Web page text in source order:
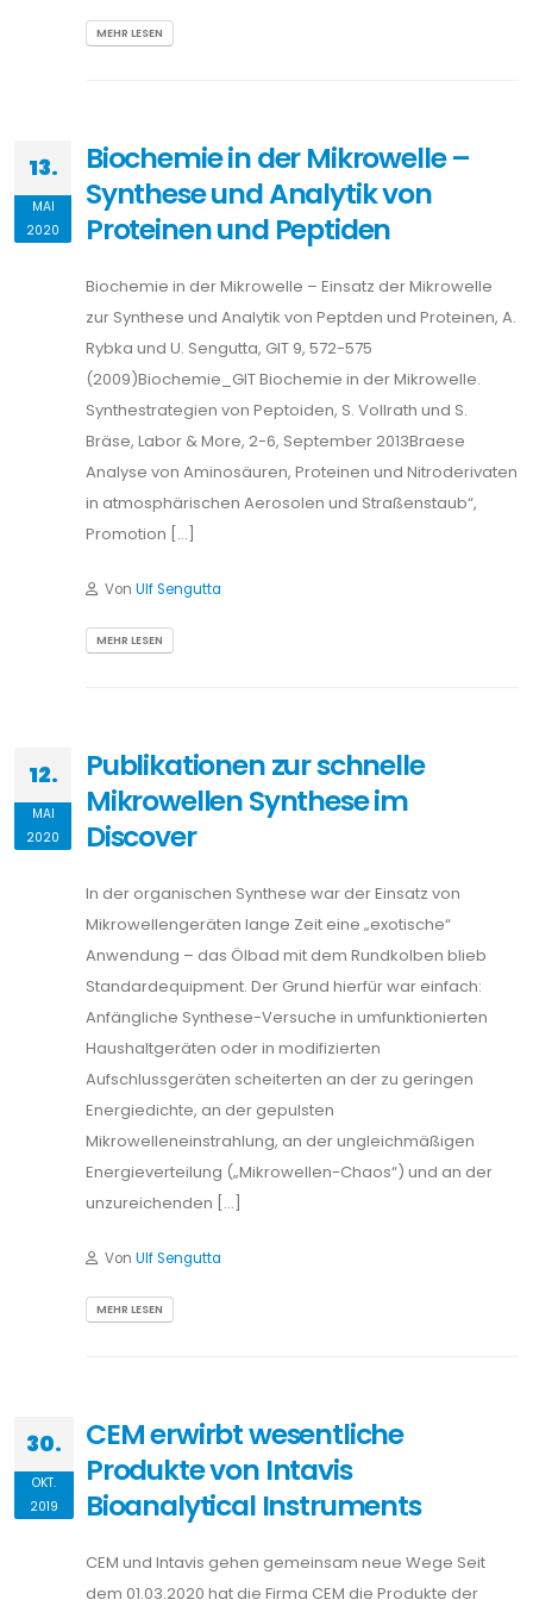
MEHR LESEN
13.
MAI
2020
Biochemie in der Mikrowelle –
Synthese und Analytik von
Proteinen und Peptiden
Biochemie in der Mikrowelle – Einsatz der Mikrowelle
zur Synthese und Analytik von Peptden und Proteinen, A.
Rybka und U. Sengutta, GIT 9, 572-575
(2009)Biochemie_GIT Biochemie in der Mikrowelle.
Synthestrategien von Peptoiden, S. Vollrath und S.
Bräse, Labor & More, 2-6, September 2013Braese
Analyse von Aminosäuren, Proteinen und Nitroderivaten
in atmosphärischen Aerosolen und Straßenstaub“,
Promotion […]
Von Ulf Sengutta
MEHR LESEN
12.
MAI
2020
Publikationen zur schnelle
Mikrowellen Synthese im
Discover
In der organischen Synthese war der Einsatz von
Mikrowellengeräten lange Zeit eine „exotische“
Anwendung – das Ölbad mit dem Rundkolben blieb
Standardequipment. Der Grund hierfür war einfach:
Anfängliche Synthese-Versuche in umfunktionierten
Haushaltgeräten oder in modifizierten
Aufschlussgeräten scheiterten an der zu geringen
Energiedichte, an der gepulsten
Mikrowelleneinstrahlung, an der ungleichmäßigen
Energieverteilung („Mikrowellen-Chaos“) und an der
unzureichenden […]
Von Ulf Sengutta
MEHR LESEN
30.
OKT.
2019
CEM erwirbt wesentliche
Produkte von Intavis
Bioanalytical Instruments
CEM und Intavis gehen gemeinsam neue Wege Seit
dem 01.03.2020 hat die Firma CEM die Produkte der